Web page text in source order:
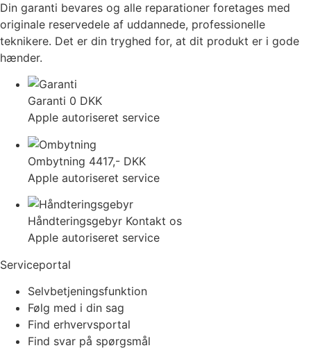
Din garanti bevares og alle reparationer foretages med
originale reservedele af uddannede, professionelle
teknikere. Det er din tryghed for, at dit produkt er i gode
hænder.
Garanti 0 DKK
Apple autoriseret service
Ombytning 4417,- DKK
Apple autoriseret service
Håndteringsgebyr Kontakt os
Apple autoriseret service
Serviceportal
Selvbetjeningsfunktion
Følg med i din sag
Find erhvervsportal
Find svar på spørgsmål